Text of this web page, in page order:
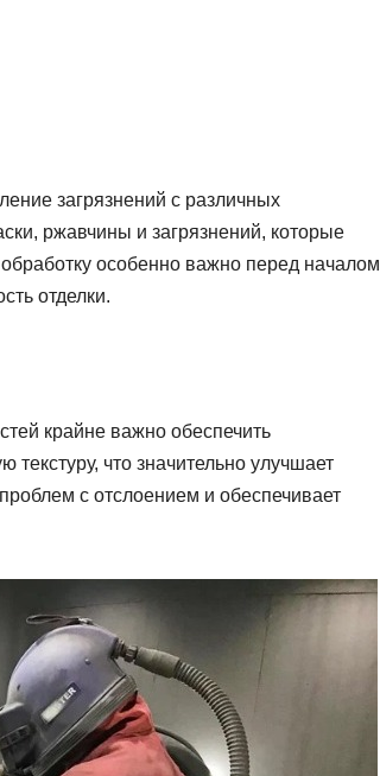
загрязнений с различных
ржавчины и загрязнений, которые
особенно важно перед началом
отделки.
крайне важно обеспечить
что значительно улучшает
с отслоением и обеспечивает